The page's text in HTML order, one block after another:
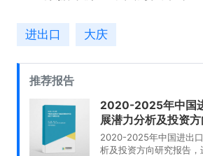
进出口 大庆
推荐报告
2020-2025年中国
展潜力分析及投资
2020-2025年中国进出
析及投资方向研究报告，